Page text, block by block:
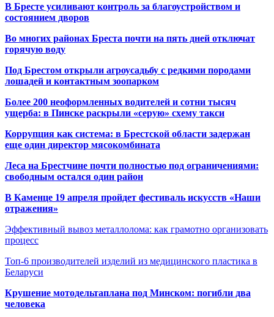
В Бресте усиливают контроль за благоустройством и
состоянием дворов
Во многих районах Бреста почти на пять дней отключат
горячую воду
Под Брестом открыли агроусадьбу с редкими породами
лошадей и контактным зоопарком
Более 200 неоформленных водителей и сотни тысяч
ущерба: в Пинске раскрыли «серую» схему такси
Коррупция как система: в Брестской области задержан
еще один директор мясокомбината
Леса на Брестчине почти полностью под ограничениями:
свободным остался один район
В Каменце 19 апреля пройдет фестиваль искусств «Наши
отражения»
Эффективный вывоз металлолома: как грамотно организовать
процесс
Топ-6 производителей изделий из медицинского пластика в
Беларуси
Крушение мотодельтаплана под Минском: погибли два
человека